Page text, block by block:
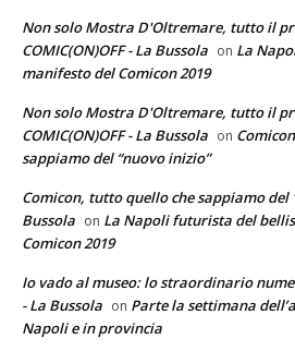
Non solo Mostra D'Oltremare, tutto il
COMIC(ON)OFF - La Bussola on La
manifesto del Comicon 2019
Non solo Mostra D'Oltremare, tutto il
COMIC(ON)OFF - La Bussola on
sappiamo del “nuovo inizio”
Comicon, tutto quello che sappiamo
Bussola on La Napoli futurista del
Comicon 2019
Io vado al museo: lo straordinario
- La Bussola on Parte la settimana
Napoli e in provincia